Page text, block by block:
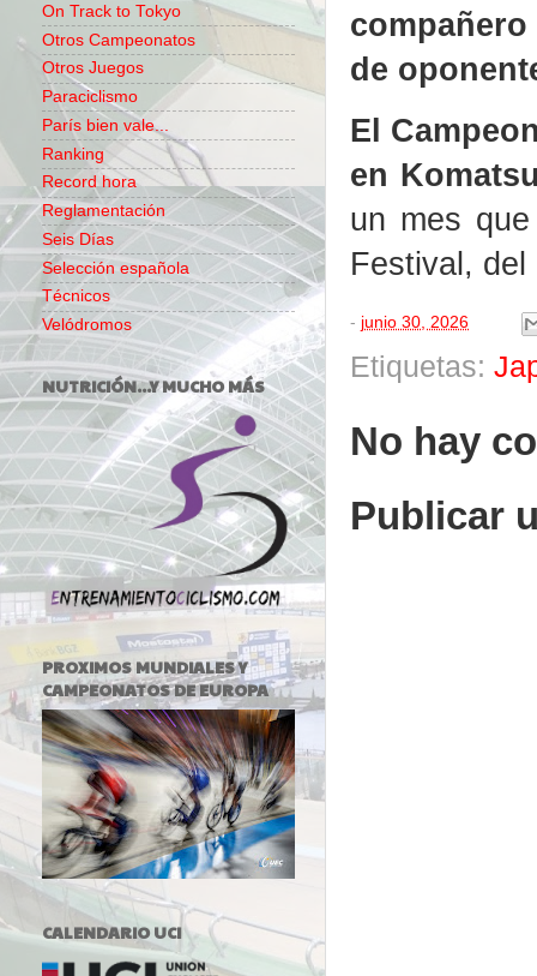
de
El
en
un mes
Festival,
- junio 30, 2026
Etiquetas:
No hay
Publicar
On Track to Tokyo
Otros Campeonatos
Otros Juegos
Paraciclismo
París bien vale...
Ranking
Record hora
Reglamentación
Seis Días
Selección española
Técnicos
Velódromos
NUTRICIÓN...Y MUCHO MÁS
PROXIMOS MUNDIALES Y
CAMPEONATOS DE EUROPA
CALENDARIO UCI